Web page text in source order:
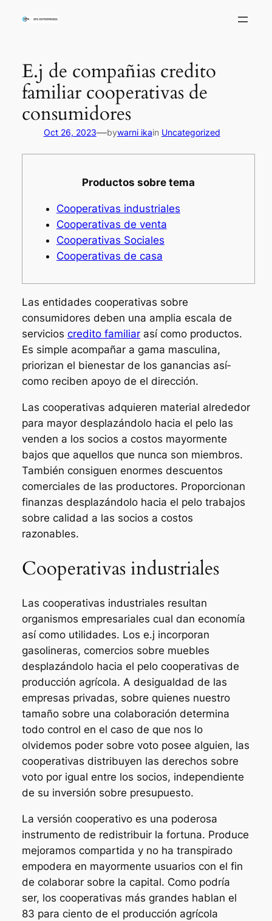
E.j de compañias credito
familiar cooperativas de
consumidores
Oct 26, 2023—bywarni ikain Uncategorized
Productos sobre tema
Cooperativas industriales
Cooperativas de venta
Cooperativas Sociales
Cooperativas de casa
Las entidades cooperativas sobre
consumidores deben una amplia escala de
servicios credito familiarasí­ como productos.
Es simple acompañar a gama masculina,
priorizan el bienestar de los ganancias así­
como reciben apoyo de el dirección.
Las cooperativas adquieren material alrededor
para mayor desplazándolo hacia el pelo las
venden a los socios a costos mayormente
bajos que aquellos que nunca son miembros.
También consiguen enormes descuentos
comerciales de las productores. Proporcionan
finanzas desplazándolo hacia el pelo trabajos
sobre calidad a las socios a costos
razonables.
Cooperativas industriales
Las cooperativas industriales resultan
organismos empresariales cual dan economía
así­ como utilidades. Los e.j incorporan
gasolineras, comercios sobre muebles
desplazándolo hacia el pelo cooperativas de
producción agrícola. A desigualdad de las
empresas privadas, sobre quienes nuestro
tamaño sobre una colaboración determina
todo control en el caso de que nos lo
olvidemos poder sobre voto posee alguien, las
cooperativas distribuyen las derechos sobre
voto por igual entre los socios, independiente
de su inversión sobre presupuesto.
La versión cooperativo es una poderosa
instrumento de redistribuir la fortuna. Produce
mejoramos compartida y no ha transpirado
empodera en mayormente usuarios con el fin
de colaborar sobre la capital. Como podrí­a
ser, los cooperativas más grandes hablan el
83 para ciento de el producción agrícola